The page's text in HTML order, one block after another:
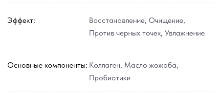
Эффект: Восстановление,Очищение,
Против черных точек,Увлажнение
Основные компоненты: Коллаген, Масло жожоба,
Пробиотики